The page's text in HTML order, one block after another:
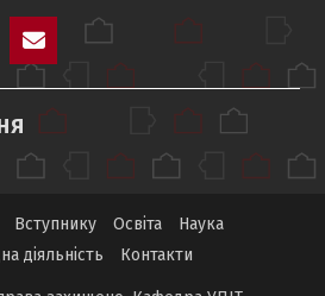
Вступнику Освіта
Наука
діяльність
Контакти